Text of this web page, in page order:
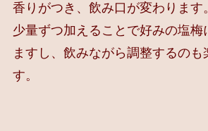
香りがつき、飲み口が変わります
少量ずつ加えることで好みの塩梅
ますし、飲みながら調整するの
す。